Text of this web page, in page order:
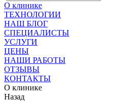
О клинике
ТЕХНОЛОГИИ
НАШ БЛОГ
СПЕЦИАЛИСТЫ
УСЛУГИ
ЦЕНЫ
НАШИ РАБОТЫ
ОТЗЫВЫ
КОНТАКТЫ
О клинике
Назад